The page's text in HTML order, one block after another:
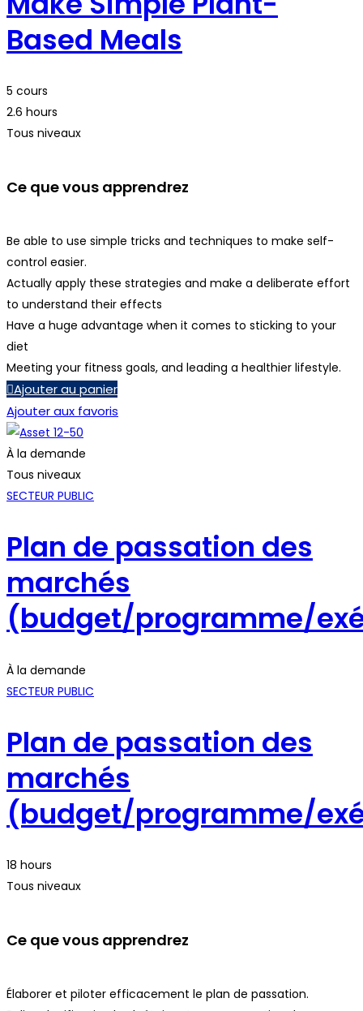
Based Meals
5 cours
2.6 hours
Tous niveaux
Ce que vous apprendrez
Be able to use simple tricks and techniques to make self-
control easier.
Actually apply these strategies and make a deliberate effort
to understand their effects
Have a huge advantage when it comes to sticking to your
diet
Meeting your fitness goals, and leading a healthier lifestyle.
Ajouter au panier
Ajouter aux favoris
À la demande
Tous niveaux
SECTEUR PUBLIC
Plan de passation des
marchés
(budget/programme/
À la demande
SECTEUR PUBLIC
Plan de passation des
marchés
(budget/programme/
18 hours
Tous niveaux
Ce que vous apprendrez
Élaborer et piloter efficacement le plan de passation.